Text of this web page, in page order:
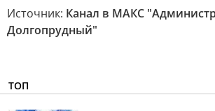
Источник: Канал в МАКС
Долгопрудный"
ТОП